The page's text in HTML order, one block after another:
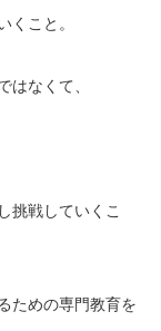
くこと。
はなくて、
挑戦していくこ
ための専門教育を